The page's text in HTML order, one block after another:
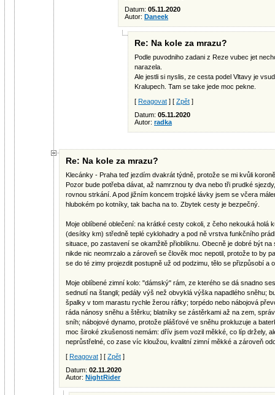
Datum: 05.11.2020
Autor: Daneek
Re: Na kole za mrazu?
Podle puvodniho zadani z Reze vubec jet
narazela.
Ale jestli si nyslis, ze cesta podel Vltavy je
Kralupech. Tam se take jede moc pekne.
[ Reagovat ] [ Zpět ]
Datum: 05.11.2020
Autor: radka
Re: Na kole za mrazu?
Klecánky - Praha teď jezdím dvakrát týdně, protože se mi kvůli
Pozor bude potřeba dávat, až namrznou ty dva nebo tři prudké
rovnou strkání. A pod jižním koncem trojské lávky jsem se včera
hlubokém po kotníky, tak bacha na to. Zbytek cesty je bezpečný.
Moje oblíbené oblečení: na krátké cesty cokoli, z čeho nekouká holá
(desítky km) středně teplé cyklohadry a pod ně vrstva funkčního
situace, po zastavení se okamžitě přioblíknu. Obecně je dobré být
nikde nic neomrzalo a zároveň se člověk moc nepotil, protože to by
se do té zimy projezdit postupně už od podzimu, tělo se přizpůsobí a
Moje oblíbené zimní kolo: "dámský" rám, ze kterého se dá snadno
sednutí na štangli; pedály výš než obvyklá výška napadlého sněhu;
špalky v tom marastu rychle žerou ráfky; torpédo nebo nábojová
ráda nánosy sněhu a štěrku; blatníky se zástěrkami až na zem,
sníh; nábojové dynamo, protože plášťové ve sněhu prokluzuje a
moc široké zkušenosti nemám: dřív jsem vozil měkké, co líp držely,
neprůstřelné, co zase víc kloužou, kvalitní zimní měkké a zároveň
[ Reagovat ] [ Zpět ]
Datum: 02.11.2020
Autor: NightRider